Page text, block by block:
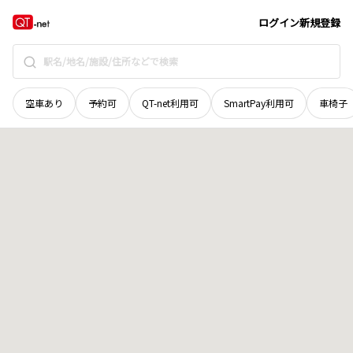
ログイン新規登録
空車あり 予約可 QT-net利用可 SmartPay利用可 車椅子
宮城県